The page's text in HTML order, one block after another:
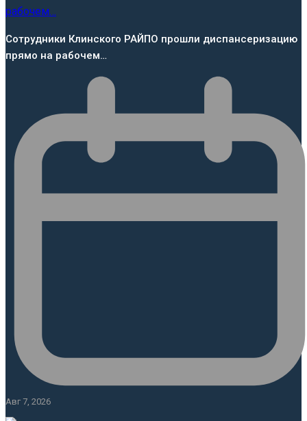
Сотрудники Клинского РАЙПО прошли диспансеризацию
прямо на рабочем…
Авг 7, 2026